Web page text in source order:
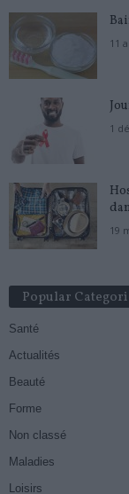
11
1
19
Popular
Santé
Actualités
Beauté
Forme
Non classé
Maladies
Loisirs